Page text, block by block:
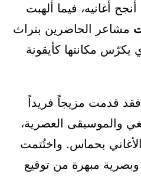
أغانيه، فيما ألهبت
مشاعر الحاضرين بتراث
يكرّس مكانتها كأيقونة
قدمت مزيجاً فريداً
والموسيقى العصرية،
بحماس. واختُتمت
مبهرة من توقيع